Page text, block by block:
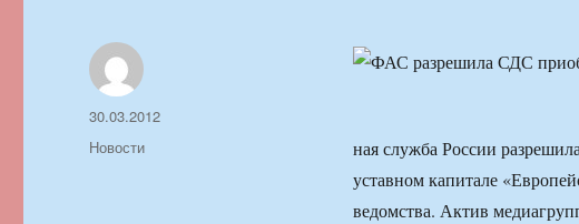
ная служба России
уставном капитале
ведомства. Актив
Автор
Опубликовано
30.03.2012
Рубрики
Новости